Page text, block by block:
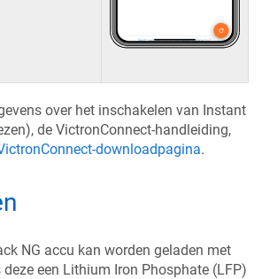
over het inschakelen van Instant
de VictronConnect-handleiding,
downloadpagina.
NG accu kan worden geladen met
een Lithium Iron Phosphate (LFP)